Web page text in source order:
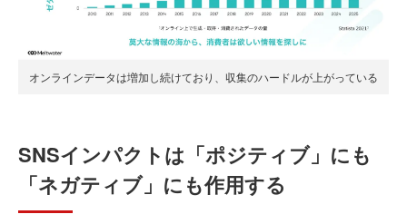
オンラインデータは増加し続けており、収集のハードルが上がっている
SNSインパクトは「ポジティブ」にも
「ネガティブ」にも作用する